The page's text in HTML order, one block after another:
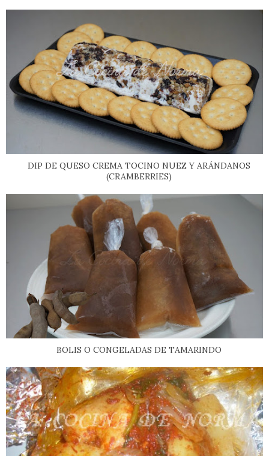
DIP DE QUESO CREMA TOCINO NUEZ Y ARÁNDANOS
(CRAMBERRIES)
BOLIS O CONGELADAS DE TAMARINDO